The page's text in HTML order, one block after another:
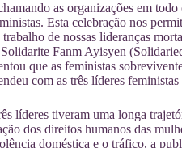
as organizações em
Esta celebração nos
de nossas lideranças
Fanm Ayisyen
que as feministas
com as três líderes
líderes tiveram uma longa
dos direitos humanos das
doméstica e o tráfico, a